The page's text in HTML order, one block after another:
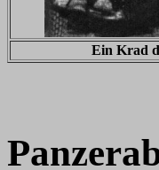
Ein Krad